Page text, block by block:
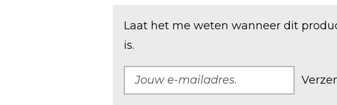
Laat het me weten wanneer dit
is.